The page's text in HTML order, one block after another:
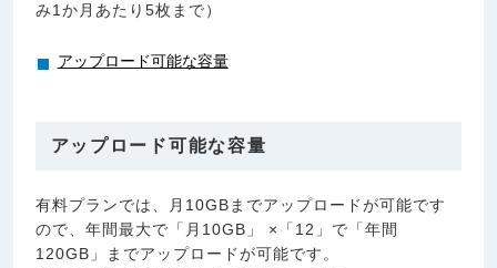
み1か月あたり5枚まで）
アップロード可能な容量
アップロード可能な容量
有料プランでは、月10GBまでアップロードが可能です
ので、年間最大で「月10GB」 ×「12」で「年間
120GB」までアップロードが可能です。